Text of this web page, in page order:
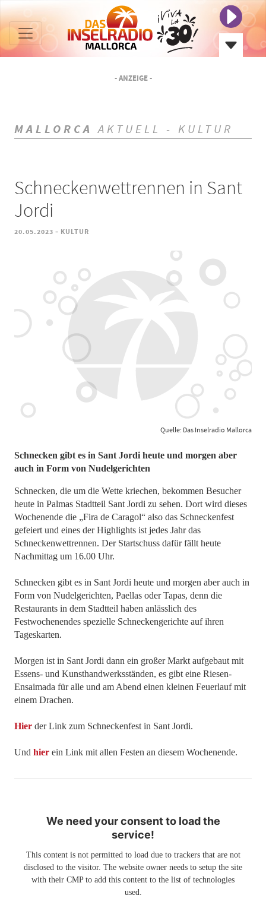
- ANZEIGE -
MALLORCA AKTUELL - KULTUR
Schneckenwettrennen in Sant
Jordi
20.05.2023 - KULTUR
Quelle: Das Inselradio Mallorca
Schnecken gibt es in Sant Jordi heute und morgen aber
auch in Form von Nudelgerichten
Schnecken, die um die Wette kriechen, bekommen Besucher
heute in Palmas Stadtteil Sant Jordi zu sehen. Dort wird dieses
Wochenende die „Fira de Caragol“ also das Schneckenfest
gefeiert und eines der Highlights ist jedes Jahr das
Schneckenwettrennen. Der Startschuss dafür fällt heute
Nachmittag um 16.00 Uhr.
Schnecken gibt es in Sant Jordi heute und morgen aber auch in
Form von Nudelgerichten, Paellas oder Tapas, denn die
Restaurants in dem Stadtteil haben anlässlich des
Festwochenendes spezielle Schneckengerichte auf ihren
Tageskarten.
Morgen ist in Sant Jordi dann ein großer Markt aufgebaut mit
Essens- und Kunsthandwerksständen, es gibt eine Riesen-
Ensaimada für alle und am Abend einen kleinen Feuerlauf mit
einem Drachen.
Hier der Link zum Schneckenfest in Sant Jordi.
Und hier ein Link mit allen Festen an diesem Wochenende.
We need your consent to load the
service!
This content is not permitted to load due to trackers that are not
disclosed to the visitor. The website owner needs to setup the site
with their CMP to add this content to the list of technologies
used.